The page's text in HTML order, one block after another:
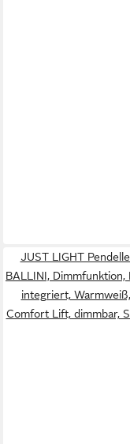
JUST LIGHT
BALLINI, Dimmfunktion,
integriert,
Comfort Lift, dimmbar,